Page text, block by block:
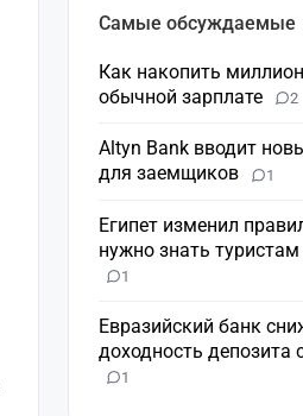
Самые обсуждаемые
Как накопить
обычной зарплате
2
Altyn Bank вводит
для заемщиков
1
Египет изменил
нужно знать
1
Евразийский банк
доходность депозита
1